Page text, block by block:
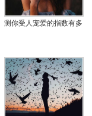
测你受人宠爱的指数有多